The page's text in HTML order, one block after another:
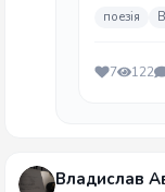
поезія
7 122
Владислав